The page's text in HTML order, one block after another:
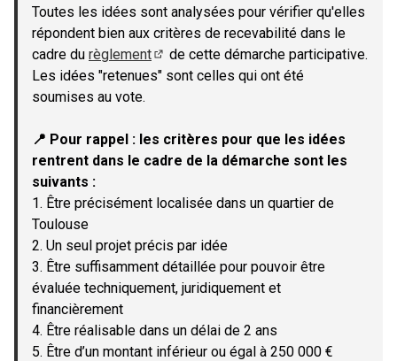
Toutes les idées sont analysées pour vérifier qu'elles
répondent bien aux critères de recevabilité dans le
cadre du règlement
(Lien externe)
de cette démarche participative.
Les idées "retenues" sont celles qui ont été
soumises au vote.
📍 Pour rappel : les critères pour que les idées
rentrent dans le cadre de la démarche sont les
suivants :
1. Être précisément localisée dans un quartier de
Toulouse
2. Un seul projet précis par idée
3. Être suffisamment détaillée pour pouvoir être
évaluée techniquement, juridiquement et
financièrement
4. Être réalisable dans un délai de 2 ans
5. Être d’un montant inférieur ou égal à 250 000 €